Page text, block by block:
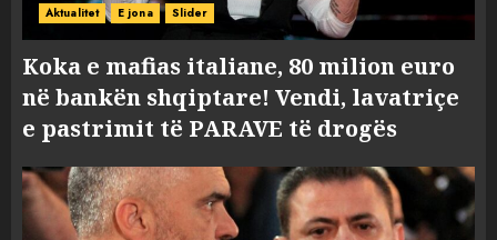
Aktualitet E jona Slider
Koka e mafias italiane, 80 milion euro
në bankën shqiptare! Vendi, lavatriçe
e pastrimit të PARAVE të drogës